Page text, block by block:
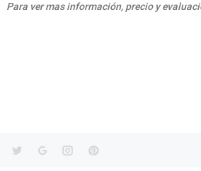
Para ver mas información, precio y